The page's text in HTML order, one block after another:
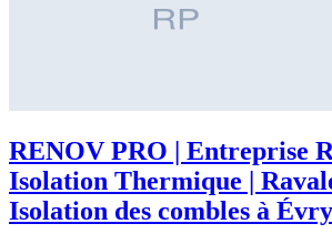
RENOV PRO | Entreprise
Isolation Thermique |
Isolation des combles à Évry